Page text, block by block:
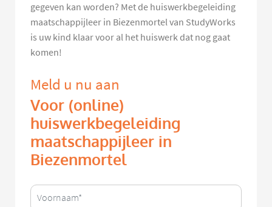
gegeven kan worden? Met de huiswerkbegeleiding
maatschappijleer in Biezenmortel van StudyWorks
is uw kind klaar voor al het huiswerk dat nog gaat
komen!
Meld u nu aan
Voor (online)
huiswerkbegeleiding
maatschappijleer in
Biezenmortel